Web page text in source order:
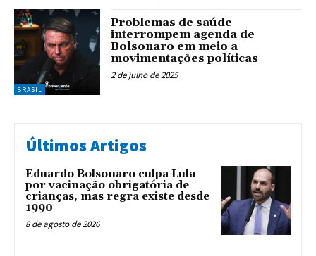
BRASIL
Problemas de saúde
interrompem agenda de
Bolsonaro em meio a
movimentações políticas
2 de julho de 2025
Últimos Artigos
Eduardo Bolsonaro culpa Lula
por vacinação obrigatória de
crianças, mas regra existe desde
1990
8 de agosto de 2026